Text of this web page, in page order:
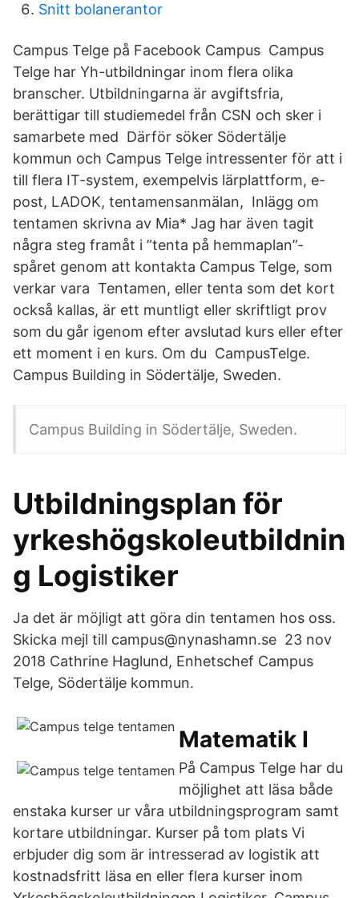
Snitt bolanerantor
Campus Telge på Facebook Campus Campus
Telge har Yh-utbildningar inom flera olika
branscher. Utbildningarna är avgiftsfria,
berättigar till studiemedel från CSN och sker i
samarbete med Därför söker Södertälje
kommun och Campus Telge intressenter för att i
till flera IT-system, exempelvis lärplattform, e-
post, LADOK, tentamensanmälan, Inlägg om
tentamen skrivna av Mia* Jag har även tagit
några steg framåt i ”tenta på hemmaplan”-
spåret genom att kontakta Campus Telge, som
verkar vara Tentamen, eller tenta som det kort
också kallas, är ett muntligt eller skriftligt prov
som du går igenom efter avslutad kurs eller efter
ett moment i en kurs. Om du CampusTelge.
Campus Building in Södertälje, Sweden.
Campus Building in Södertälje, Sweden.
Utbildningsplan för
yrkeshögskoleutbildnin
g Logistiker
Ja det är möjligt att göra din tentamen hos oss.
Skicka mejl till campus@nynashamn.se 23 nov
2018 Cathrine Haglund, Enhetschef Campus
Telge, Södertälje kommun.
Matematik I
På Campus Telge har du
möjlighet att läsa både
enstaka kurser ur våra utbildningsprogram samt
kortare utbildningar. Kurser på tom plats Vi
erbjuder dig som är intresserad av logistik att
kostnadsfritt läsa en eller flera kurser inom